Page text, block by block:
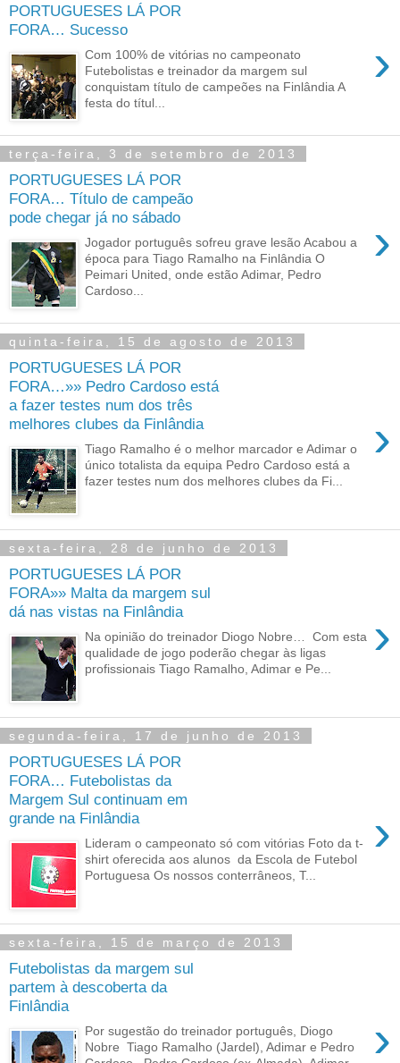
PORTUGUESES LÁ POR
FORA… Sucesso
›
Com 100% de vitórias no campeonato
Futebolistas e treinador da margem sul
conquistam título de campeões na Finlândia A
festa do títul...
terça-feira, 3 de setembro de 2013
PORTUGUESES LÁ POR
FORA… Título de campeão
pode chegar já no sábado
›
Jogador português sofreu grave lesão Acabou a
época para Tiago Ramalho na Finlândia O
Peimari United, onde estão Adimar, Pedro
Cardoso...
quinta-feira, 15 de agosto de 2013
PORTUGUESES LÁ POR
FORA…»» Pedro Cardoso está
a fazer testes num dos três
melhores clubes da Finlândia
›
Tiago Ramalho é o melhor marcador e Adimar o
único totalista da equipa Pedro Cardoso está a
fazer testes num dos melhores clubes da Fi...
sexta-feira, 28 de junho de 2013
PORTUGUESES LÁ POR
FORA»» Malta da margem sul
dá nas vistas na Finlândia
›
Na opinião do treinador Diogo Nobre… Com esta
qualidade de jogo poderão chegar às ligas
profissionais Tiago Ramalho, Adimar e Pe...
segunda-feira, 17 de junho de 2013
PORTUGUESES LÁ POR
FORA… Futebolistas da
Margem Sul continuam em
grande na Finlândia
›
Lideram o campeonato só com vitórias Foto da t-
shirt oferecida aos alunos da Escola de Futebol
Portuguesa Os nossos conterrâneos, T...
sexta-feira, 15 de março de 2013
Futebolistas da margem sul
partem à descoberta da
Finlândia
›
Por sugestão do treinador português, Diogo
Nobre Tiago Ramalho (Jardel), Adimar e Pedro